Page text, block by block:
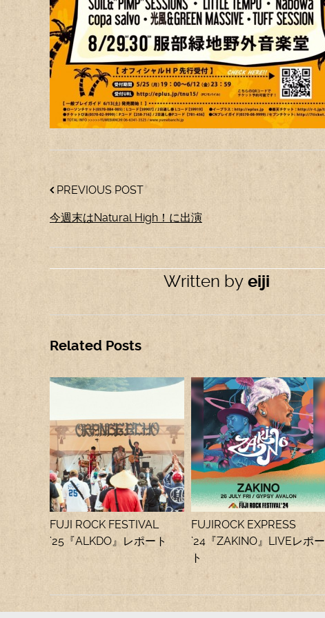
PREVIOUS POST
今週末はNatural High！に出演
Written by eiji
Related Posts
FUJI ROCK FESTIVAL
’25『ALKDO』レポート
FUJIROCK EXPRESS
’24『ZAKINO』LIVEレポー
ト